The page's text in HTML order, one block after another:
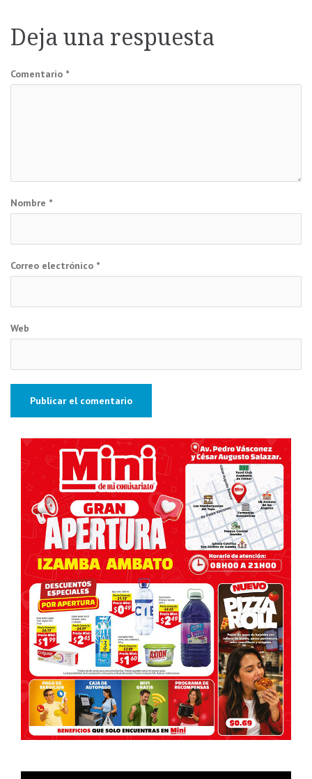
entradas
Deja una respuesta
Comentario *
Nombre *
Correo electrónico *
Web